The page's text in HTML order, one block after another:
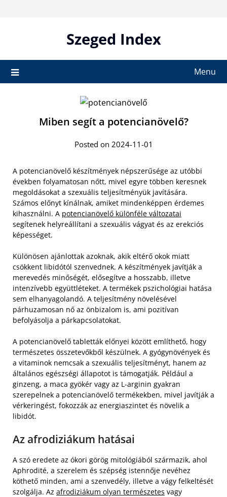
Szeged Index
Menu
Miben segít a potencianövelő?
Posted on 2024-11-01
A potencianövelő készítmények népszerűsége az utóbbi
években folyamatosan nőtt, mivel egyre többen keresnek
megoldásokat a szexuális teljesítményük javítására.
Számos előnyt kínálnak, amiket mindenképpen érdemes
kihasználni. A potencianövelő különféle változatai
segítenek helyreállítani a szexuális vágyat és az erekciós
képességet.
Különösen ajánlottak azoknak, akik eltérő okok miatt
csökkent libidótól szenvednek. A készítmények javítják a
merevedés minőségét, elősegítve a hosszabb, illetve
intenzívebb együttléteket. A termékek pszichológiai hatása
sem elhanyagolandó. A teljesítmény növelésével
párhuzamosan nő az önbizalom is, ami pozitívan
befolyásolja a párkapcsolatokat.
A potencianövelő tabletták előnyei között említhető, hogy
természetes összetevőkből készülnek. A gyógynövények és
a vitaminok nemcsak a szexuális teljesítményt, hanem az
általános egészségi állapotot is támogatják. Például a
ginzeng, a maca gyökér vagy az L-arginin gyakran
szerepelnek a potencianövelő termékekben, mivel javítják a
vérkeringést, fokozzák az energiaszintet és növelik a
libidót.
Az afrodiziákum hatásai
A szó eredete az ókori görög mitológiából származik, ahol
Aphrodité, a szerelem és szépség istennője nevéhez
köthető minden, ami a szenvedély, illetve a vágy felkeltését
szolgálja. Az afrodiziákum olyan természetes vagy